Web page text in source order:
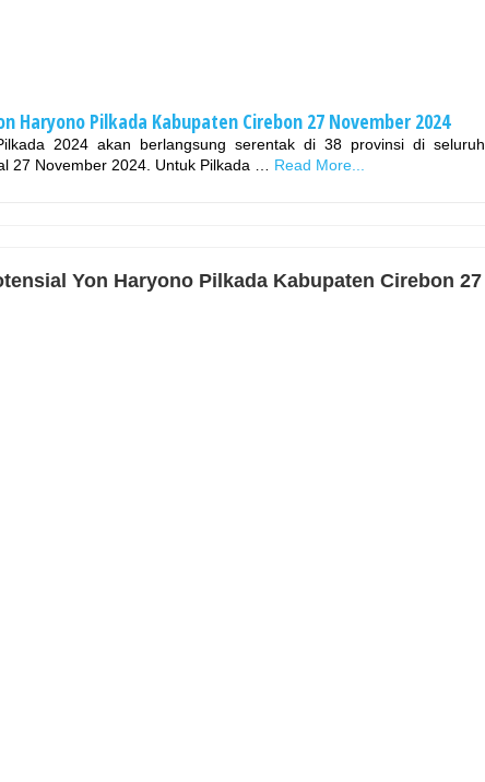
Haryono Pilkada Kabupaten Cirebon 27 November 2024
2024 akan berlangsung serentak di 38 provinsi di seluruh
27 November 2024. Untuk Pilkada … Read More...
Yon Haryono Pilkada Kabupaten Cirebon 27